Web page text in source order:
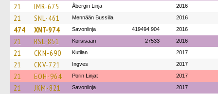
21 IMR-675 Åbergin Linja 2016
21 SNL-461 Mennään Bussilla 2016
474 XNT-974 Savonlinja 419494 904 2016
21 RSL-851 Korsisaari 27533 2016
21 CKN-690 Kutilan 2017
21 CKV-721 Ingves 2017
21 EOH-964 Porin Linjat 2017
21 JKM-821 Savonlinja 2017